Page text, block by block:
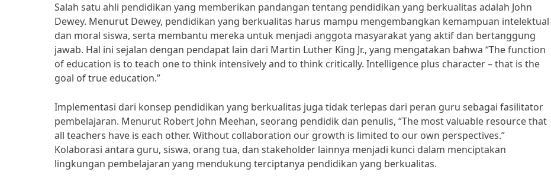
Salah satu ahli pendidikan yang memberikan pandangan tentang pendidikan yang berkualitas adalah John
Dewey. Menurut Dewey, pendidikan yang berkualitas harus mampu mengembangkan kemampuan intelektual
dan moral siswa, serta membantu mereka untuk menjadi anggota masyarakat yang aktif dan bertanggung
jawab. Hal ini sejalan dengan pendapat lain dari Martin Luther King Jr., yang mengatakan bahwa “The function
of education is to teach one to think intensively and to think critically. Intelligence plus character – that is the
goal of true education.”
Implementasi dari konsep pendidikan yang berkualitas juga tidak terlepas dari peran guru sebagai fasilitator
pembelajaran. Menurut Robert John Meehan, seorang pendidik dan penulis, “The most valuable resource that
all teachers have is each other. Without collaboration our growth is limited to our own perspectives.”
Kolaborasi antara guru, siswa, orang tua, dan stakeholder lainnya menjadi kunci dalam menciptakan
lingkungan pembelajaran yang mendukung terciptanya pendidikan yang berkualitas.